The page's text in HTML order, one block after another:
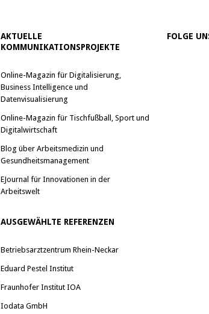
AKTUELLE
KOMMUNIKATIONSPROJEKTE
Online-Magazin für Digitalisierung,
Business Intelligence und
Datenvisualisierung
Online-Magazin für Tischfußball, Sport und
Digitalwirtschaft
Blog über Arbeitsmedizin und
Gesundheitsmanagement
EJournal für Innovationen in der
Arbeitswelt
AUSGEWÄHLTE REFERENZEN
Betriebsarztzentrum Rhein-Neckar
Eduard Pestel Institut
Fraunhofer Institut IOA
Iodata GmbH
FOLGE